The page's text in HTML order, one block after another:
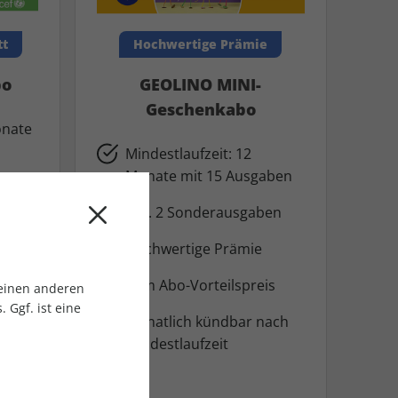
Hochwertige Prämie
GEOLINO MINI-
Geschenkabo
Mindestlaufzeit: 12
Monate mit 15 Ausgaben
Inkl. 2 Sonderausgaben
Hochwertige Prämie
Zum Abo-Vorteilspreis
Monatlich kündbar nach
Mindestlaufzeit
anderen
Ggf. ist eine